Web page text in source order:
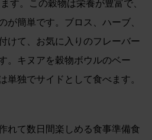
す。この穀物は栄養が豊富で、
が簡単です。ブロス、ハーブ、
けて、お気に入りのフレーバー
。キヌアを穀物ボウルのベー
単独でサイドとして食べます。
れて数日間楽しめる食事準備食